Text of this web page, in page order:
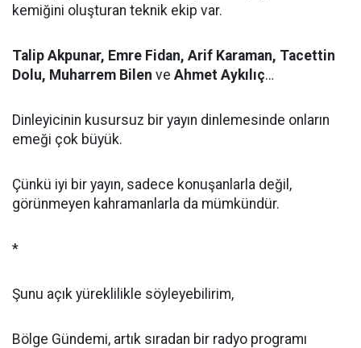
kemiğini oluşturan teknik ekip var.
Talip Akpunar, Emre Fidan, Arif Karaman, Tacettin
Dolu, Muharrem Bilen ve Ahmet Aykılıç…
Dinleyicinin kusursuz bir yayın dinlemesinde onların
emeği çok büyük.
Çünkü iyi bir yayın, sadece konuşanlarla değil,
görünmeyen kahramanlarla da mümkündür.
*
Şunu açık yüreklilikle söyleyebilirim,
Bölge Gündemi, artık sıradan bir radyo programı